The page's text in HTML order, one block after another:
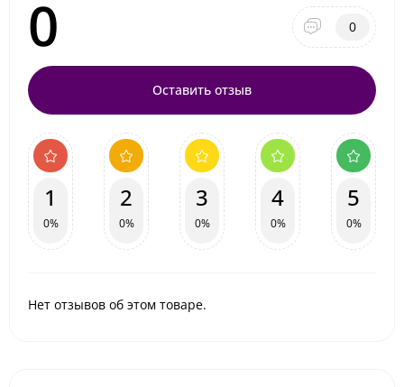
0 0
Оставить отзыв
1
0%
2
0%
3
0%
4
0%
5
0%
Нет отзывов об этом товаре.